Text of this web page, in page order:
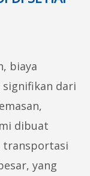
biaya
dari
dibuat
transportasi
yang